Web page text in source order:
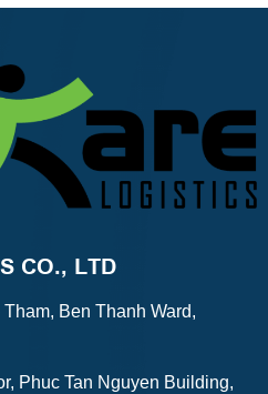
CO., LTD
Ben Thanh Ward,
Phuc Tan Nguyen Building,